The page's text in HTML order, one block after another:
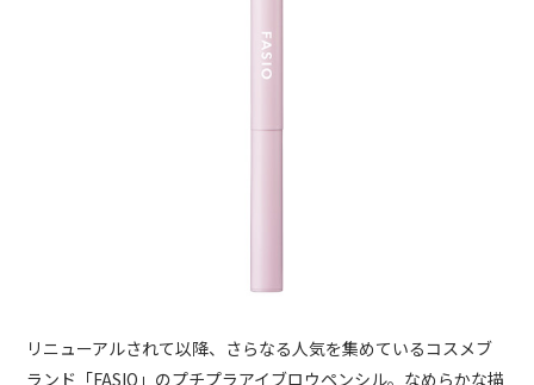
リニューアルされて以降、さらなる人気を集めているコスメブ
ランド「FASIO」のプチプラアイブロウペンシル。なめらかな描